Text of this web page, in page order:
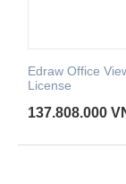
Edraw Office
License
137.808.000